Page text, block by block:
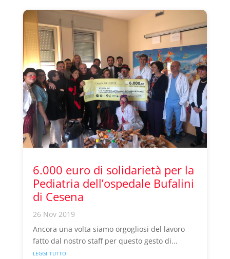
6.000 euro di solidarietà per la
Pediatria dell’ospedale Bufalini
di Cesena
26 Nov 2019
Ancora una volta siamo orgogliosi del lavoro
fatto dal nostro staff per questo gesto di...
leggi tutto